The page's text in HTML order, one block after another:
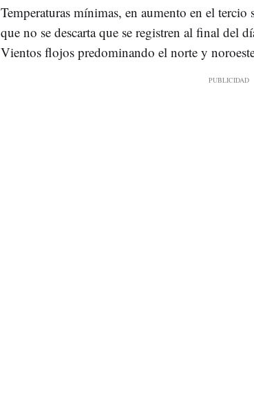
Temperaturas mínimas, en aumento en el
que no se descarta que se registren al final del
Vientos flojos predominando el norte y